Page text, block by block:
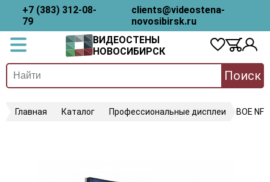
+7 (383) 312-08-
79
clients@videostena-
novosibirsk.ru
ВИДЕОСТЕНЫ
НОВОСИБИРСК
Поиск
Главная Каталог Профессиональные дисплеи BOE